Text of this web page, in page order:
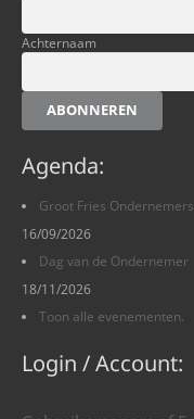
Achternaam
ABONNEREN
Agenda:
Groot Fries
16/09/2026
Dag van de Ondernemer
18/11/2026
Toon alle evenementen.
Login / Account: